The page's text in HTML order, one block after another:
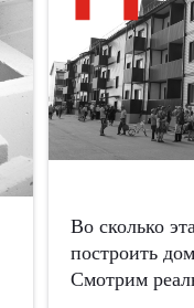
Во сколько
построить
Смотрим